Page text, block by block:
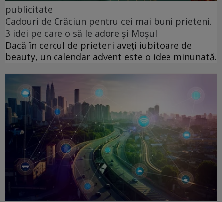
publicitate
Cadouri de Crăciun pentru cei mai buni prieteni.
3 idei pe care o să le adore și Moșul
Dacă în cercul de prieteni aveți iubitoare de
beauty, un calendar advent este o idee minunată.